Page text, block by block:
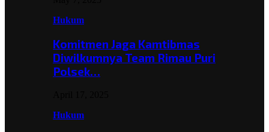
Hukum
Komitmen Jaga Kamtibmas
Diwilkumnya Team Rimau Puri
Polsek…
Hukum